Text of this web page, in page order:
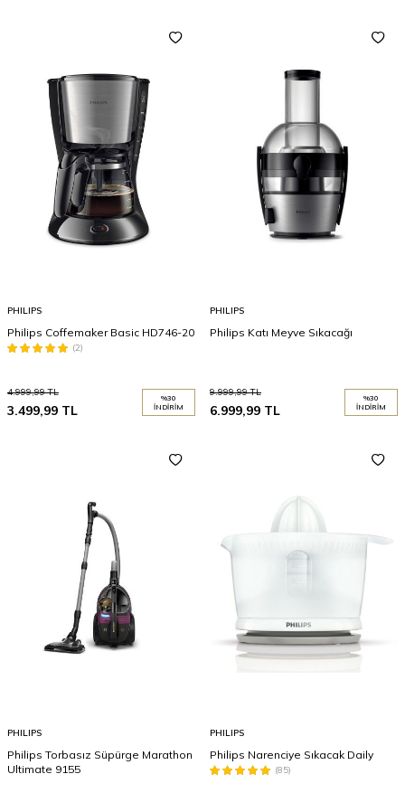
PHILIPS
Philips Coffemaker Basic HD746-20
(2)
4.999,99TL
3.499,99 TL
%30
İNDIRIM
PHILIPS
Philips Katı Meyve Sıkacağı
9.999,99TL
6.999,99 TL
%30
İNDIRIM
PHILIPS
Philips Torbasız Süpürge Marathon
Ultimate 9155
PHILIPS
Philips Narenciye Sıkacak Daily
(85)